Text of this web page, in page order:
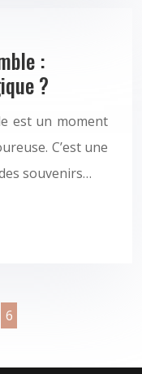
:
?
est un moment
C’est une
souvenirs…
6